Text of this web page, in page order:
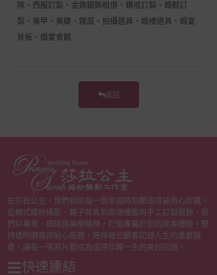
隊、西服訂製、金飾銀飾租借、鑽戒訂製、婚鞋訂
製、美甲、美睫、霧眉、拍攝道具、婚禮道具、婚宴
背板、婚宴會館
返回
在莎拉公主，我們相信每一個幸福時刻都值得被用心珍藏。
從韓式婚紗攝影、親子寫真到高端禮服與手工訂製服務，我
們以專業、細緻與美學精神，打造專屬於您的完美體驗。堅
持透明價格與貼心服務，陪伴每位顧客記錄人生的重要篇
章，讓每一張照片都成為值得珍藏一生的美好回憶。
快速連結